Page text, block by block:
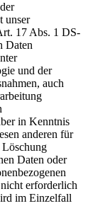
unser
17 Abs. 1 DS-
Daten
und der
auch
in Kenntnis
anderen für
Daten oder
erforderlich
im Einzelfall